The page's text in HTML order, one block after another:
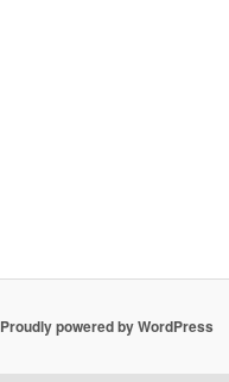
Proudly powered by WordPress